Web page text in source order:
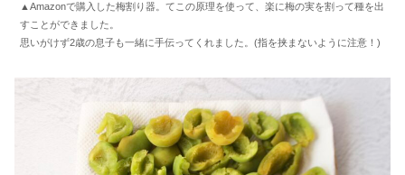
▲Amazonで購入した梅割り器。てこの原理を使って、楽に梅の実を割って種を出
すことができました。
思いがけず2歳の息子も一緒に手伝ってくれました。(指を挟まないように注意！)